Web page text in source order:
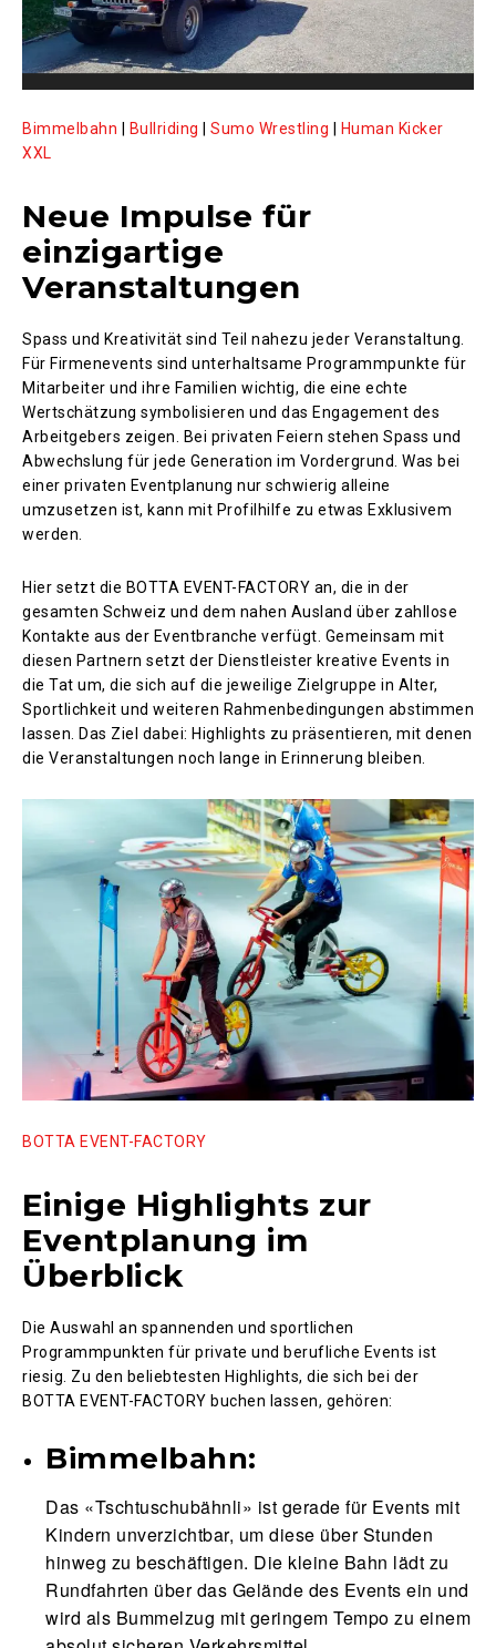
Bimmelbahn Bullriding Sumo Wrestling
Human Kicker
XXL
Neue Impulse für
einzigartige
Veranstaltungen
Spass und Kreativität sind Teil nahezu jeder Veranstaltung.
Für Firmenevents sind unterhaltsame Programmpunkte für
Mitarbeiter und ihre Familien wichtig, die eine echte
Wertschätzung symbolisieren und das Engagement des
Arbeitgebers zeigen. Bei privaten Feiern stehen Spass und
Abwechslung für jede Generation im Vordergrund. Was bei
einer privaten Eventplanung nur schwierig alleine
umzusetzen ist, kann mit Profilhilfe zu etwas Exklusivem
werden.
Hier setzt die BOTTA EVENT-FACTORY an, die in der
gesamten Schweiz und dem nahen Ausland über zahllose
Kontakte aus der Eventbranche verfügt. Gemeinsam mit
diesen Partnern setzt der Dienstleister kreative Events in
die Tat um, die sich auf die jeweilige Zielgruppe in Alter,
Sportlichkeit und weiteren Rahmenbedingungen abstimmen
lassen. Das Ziel dabei: Highlights zu präsentieren, mit denen
die Veranstaltungen noch lange in Erinnerung bleiben.
BOTTA EVENT-FACTORY
Einige Highlights zur
Eventplanung im
Überblick
Die Auswahl an spannenden und sportlichen
Programmpunkten für private und berufliche Events ist
riesig. Zu den beliebtesten Highlights, die sich bei der
BOTTA EVENT-FACTORY buchen lassen, gehören:
Bimmelbahn:
Das «Tschtuschubähnli» ist gerade für Events mit
Kindern unverzichtbar, um diese über Stunden
hinweg zu beschäftigen. Die kleine Bahn lädt zu
Rundfahrten über das Gelände des Events ein und
wird als Bummelzug mit geringem Tempo zu einem